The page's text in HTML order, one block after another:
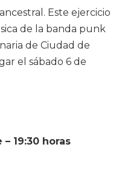
Este ejercicio
de la banda punk
de Ciudad de
el sábado 6 de
19:30 horas